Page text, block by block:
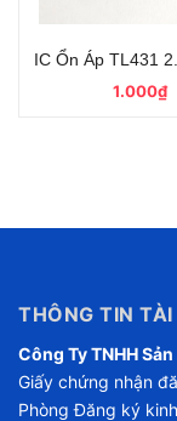
IC Ổn Áp TL431
1.000₫
THÔNG TIN TÀI
Công Ty TNHH
Giấy chứng nhận
Phòng Đăng ký